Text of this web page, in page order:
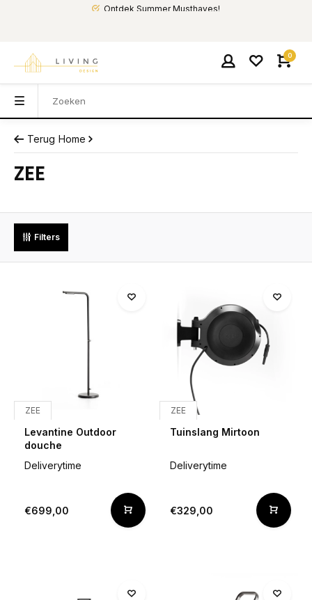
Ontdek Summer Musthaves!
0
Terug Home
ZEE
Filters
ZEE
Levantine Outdoor
douche
Deliverytime
€699,00
ZEE
Tuinslang Mirtoon
Deliverytime
€329,00